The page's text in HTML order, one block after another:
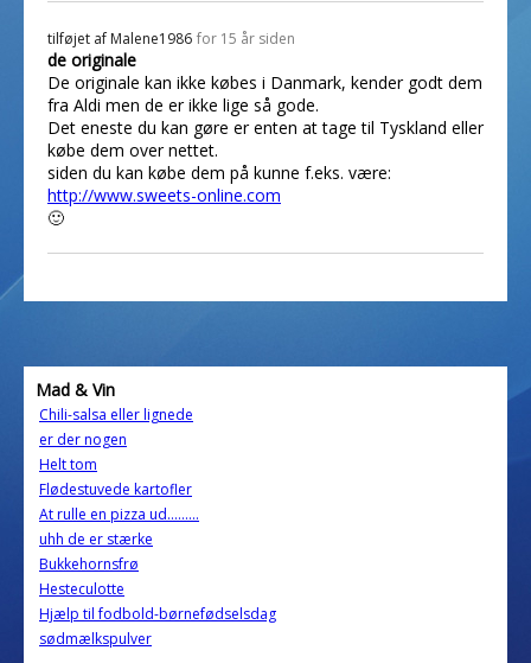
tilføjet af Malene1986 for 15 år siden
de originale
De originale kan ikke købes i Danmark, kender godt dem
fra Aldi men de er ikke lige så gode.
Det eneste du kan gøre er enten at tage til Tyskland eller
købe dem over nettet.
siden du kan købe dem på kunne f.eks. være:
http://www.sweets-online.com
🙂
Mad & Vin
Chili-salsa eller lignede
er der nogen
Helt tom
Flødestuvede kartofler
At rulle en pizza ud.........
uhh de er stærke
Bukkehornsfrø
Hesteculotte
Hjælp til fodbold-børnefødselsdag
sødmælkspulver